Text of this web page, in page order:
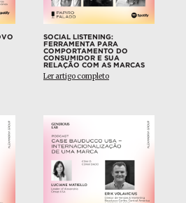
SOCIAL LISTENING:
FERRAMENTA PARA
COMPORTAMENTO DO
CONSUMIDOR E SUA
RELAÇÃO COM AS MARCAS
Ler artigo completo